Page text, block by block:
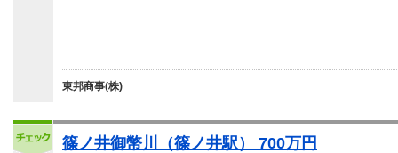
東邦商事(株)
篠ノ井御幣川（篠ノ井駅） 700万円